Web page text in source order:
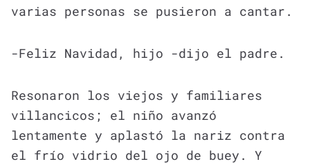
varias personas se pusieron a cantar.
-Feliz Navidad, hijo -dijo el padre.
Resonaron los viejos y familiares
villancicos; el niño avanzó
lentamente y aplastó la nariz contra
el frío vidrio del ojo de buey. Y